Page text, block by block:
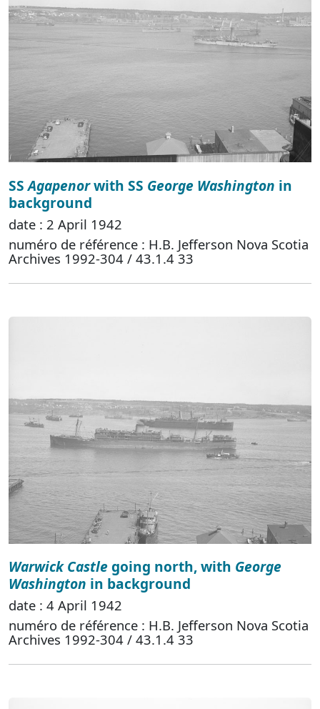
SSAgapenorwith SS George Washington in
background
date : 2 April 1942
numéro de référence : H.B. Jefferson Nova Scotia
Archives 1992-304 / 43.1.4 33
Warwick Castlegoing north, with George
Washington in background
date : 4 April 1942
numéro de référence : H.B. Jefferson Nova Scotia
Archives 1992-304 / 43.1.4 33